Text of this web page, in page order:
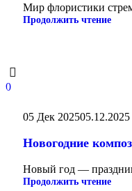
Мир флористики
Продолжить чтение
0
05 Дек 202505.12.2025
Новогодние
Новый год —
Продолжить чтение